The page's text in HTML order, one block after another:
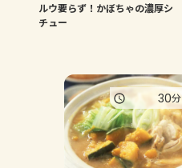
ルウ要らず！かぼちゃの濃厚シ
チュー
30分